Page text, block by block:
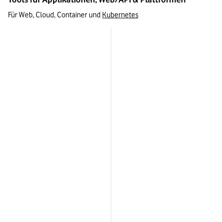
Für Web, Cloud, Container und Kubernetes